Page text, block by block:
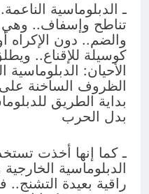
ـ الدبلوماسية
تناطح وإسفاف..
والضم.. دون الإكراه
كوسيلة للإقناع..
الأحيان:
الظروف الساخنة
بداية الطريق
بدل الحرب
ـ كما إنها أخذت
الدبلوماسية
راقية بعيدة